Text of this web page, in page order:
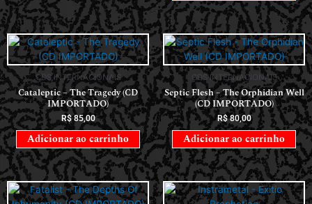
CDS INTERNACIONAIS
Cataleptic – The Tragedy (CD
IMPORTADO)
R$85,00
Adicionar ao carrinho
CDS INTERNACIONAIS
Septic Flesh – The Orphidian Well
(CD IMPORTADO)
R$80,00
Adicionar ao carrinho